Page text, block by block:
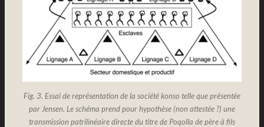
Fig. 3. Essai de représentation de la société konso telle que présentée
par Jensen. Le schéma prend pour hypothèse (non attestée ?) une
transmission patrilinéaire directe du titre de Poqolla de père à fils